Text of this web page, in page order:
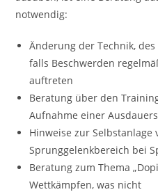
notwendig:
Änderung der Technik,
falls Beschwerden
auftreten
Beratung über den
Aufnahme einer
Hinweise zur Selbstanlage
Sprunggelenkbereich bei
Beratung zum Thema
Wettkämpfen, was nicht